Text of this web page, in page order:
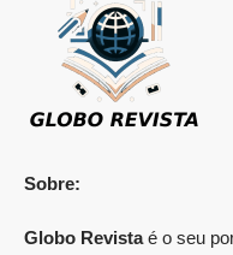
Sobre:
Globo Revistaé o seu